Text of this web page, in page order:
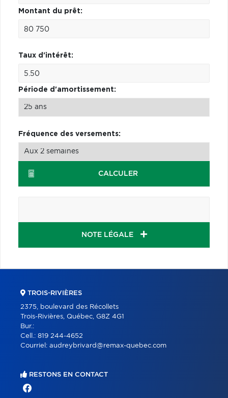
Montant du prêt:
Taux d'intérêt:
Période d'amortissement:
Fréquence des versements:
CALCULER
NOTE LÉGALE
TROIS-RIVIÈRES
2375, boulevard des Récollets
Trois-Rivières, Québec, G8Z 4G1
Bur.:
Cell.: 819 244-4652
Courriel: audreybrivard@remax-quebec.com
RESTONS EN CONTACT